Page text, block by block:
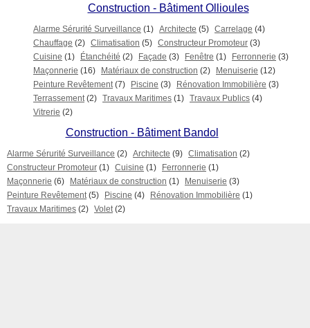
Construction - Bâtiment Ollioules
Alarme Sérurité Surveillance (1) Architecte (5) Carrelage (4)
Chauffage (2) Climatisation (5) Constructeur Promoteur (3)
Cuisine (1) Étanchéité (2) Façade (3) Fenêtre (1) Ferronnerie (3)
Maçonnerie (16) Matériaux de construction (2) Menuiserie (12)
Peinture Revêtement (7) Piscine (3) Rénovation Immobilière (3)
Terrassement (2) Travaux Maritimes (1) Travaux Publics (4)
Vitrerie (2)
Construction - Bâtiment Bandol
Alarme Sérurité Surveillance (2) Architecte (9) Climatisation (2)
Constructeur Promoteur (1) Cuisine (1) Ferronnerie (1)
Maçonnerie (6) Matériaux de construction (1) Menuiserie (3)
Peinture Revêtement (5) Piscine (4) Rénovation Immobilière (1)
Travaux Maritimes (2) Volet (2)